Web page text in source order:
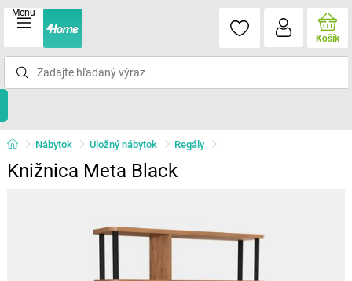
Menu
Košík
Nábytok Úložný nábytok Regály
Knižnica Meta Black